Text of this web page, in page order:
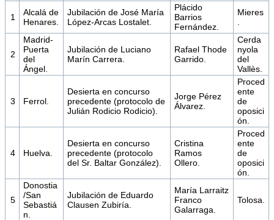
1
Alcalá de
Henares.
Jubilación de José María
López-Arcas Lostalet.
Plácido
Barrios
Fernández.
Mieres
2
Madrid-
Puerta
del
Ángel.
Jubilación de Luciano
Marín Carrera.
Rafael Thode
Garrido.
Cerda
nyola
del
Vallès.
3 Ferrol.
Desierta en concurso
precedente (protocolo de
Julián Rodicio Rodicio).
Jorge Pérez
Álvarez.
Proced
ente
de
oposici
ón.
4 Huelva.
Desierta en concurso
precedente (protocolo
del Sr. Baltar González).
Cristina
Ramos
Ollero.
Proced
ente
de
oposici
ón.
5
Donostia
/San
Sebastiá
n.
Jubilación de Eduardo
Clausen Zubiría.
María Larraitz
Franco
Galarraga.
Tolosa.